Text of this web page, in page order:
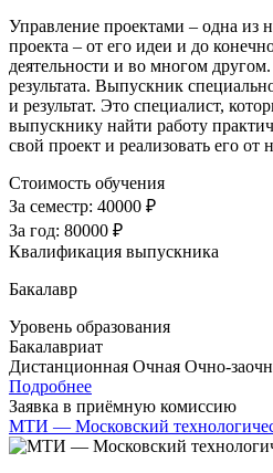
Управление проектами – одна из
проекта – от его идеи и до
деятельности и во многом
результата. Выпускник
и результат. Это специалист,
выпускнику найти работу
свой проект и реализовать его от
Стоимость обучения
За семестр: 40000 ₽
За год: 80000 ₽
Квалификация выпускника
Бакалавр
Уровень образования
Бакалавриат
Дистанционная Очная Очно-
Подробнее
Заявка в приёмную комиссию
МТИ — Московский